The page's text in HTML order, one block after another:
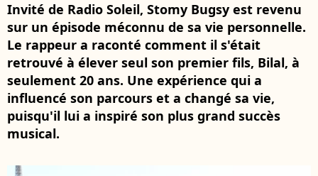
Invité de Radio Soleil, Stomy Bugsy est revenu
sur un épisode méconnu de sa vie personnelle.
Le rappeur a raconté comment il s'était
retrouvé à élever seul son premier fils, Bilal, à
seulement 20 ans. Une expérience qui a
influencé son parcours et a changé sa vie,
puisqu'il lui a inspiré son plus grand succès
musical.